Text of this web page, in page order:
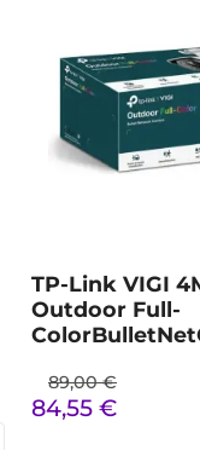
TP-Link VIGI
Outdoor Full-
89,00 €
84,55 €